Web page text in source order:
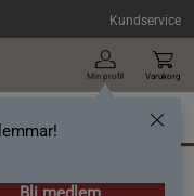
Kundservice
Min profil Varukorg